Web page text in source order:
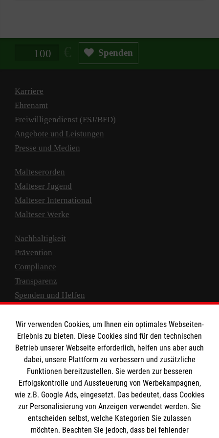
Spendenbetrag in Euro Spenden
Karriere
Ehrenamt
Freiwilligendienst (FSJ/BFD)
Angebote und Leistungen
Presse und Medien
Malteserorden
Malteser Jugend
Malteser International
Malteser Werke
Nachhaltigkeit
Prävention
Compliance
Transparenz
Spenden und Helfen
Empfänger: Malteser Hilfsdienst e.V.
IBAN: DE10 3706 0120 1201 2000 12
BIC: GENODED 1PA7
Wir verwenden Cookies, um Ihnen ein optimales Webseiten-
Erlebnis zu bieten. Diese Cookies sind für den technischen
Betrieb unserer Webseite erforderlich, helfen uns aber auch
dabei, unsere Plattform zu verbessern und zusätzliche
Funktionen bereitzustellen. Sie werden zur besseren
Erfolgskontrolle und Aussteuerung von Werbekampagnen,
wie z.B. Google Ads, eingesetzt. Das bedeutet, dass Cookies
zur Personalisierung von Anzeigen verwendet werden. Sie
entscheiden selbst, welche Kategorien Sie zulassen
möchten. Beachten Sie jedoch, dass bei fehlender